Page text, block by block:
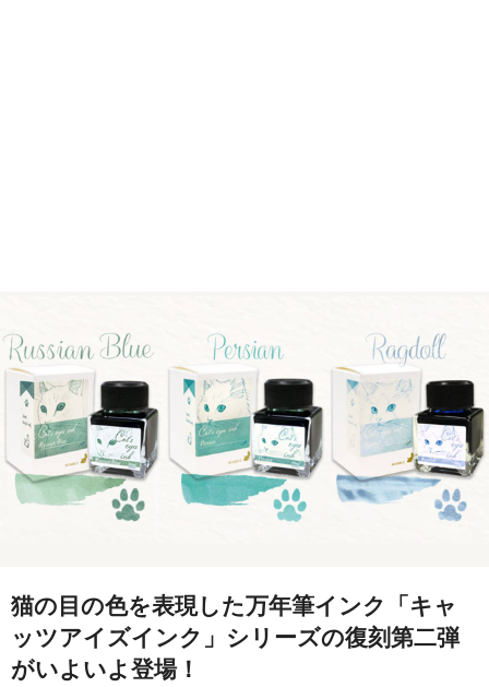
猫の目の色を表現した万年筆インク「キャ
ッツアイズインク」シリーズの復刻第二弾
がいよいよ登場！